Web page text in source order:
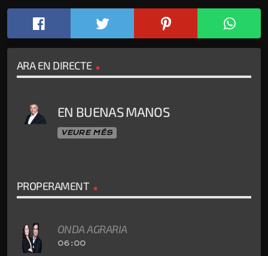
ARA EN DIRECTE
EN BUENAS MANOS
VEURE MÉS
PROPERAMENT
ONDA AGRARIA
06:00